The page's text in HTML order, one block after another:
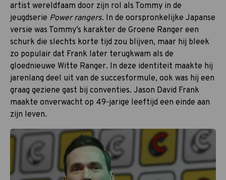
artist wereldfaam door zijn rol als Tommy in de
jeugdserie Power rangers. In de oorspronkelijke Japanse
versie was Tommy’s karakter de Groene Ranger een
schurk die slechts korte tijd zou blijven, maar hij bleek
zo populair dat Frank later terugkwam als de
gloednieuwe Witte Ranger. In deze identiteit maakte hij
jarenlang deel uit van de succesformule, ook was hij een
graag geziene gast bij conventies. Jason David Frank
maakte onverwacht op 49-jarige leeftijd een einde aan
zijn leven.